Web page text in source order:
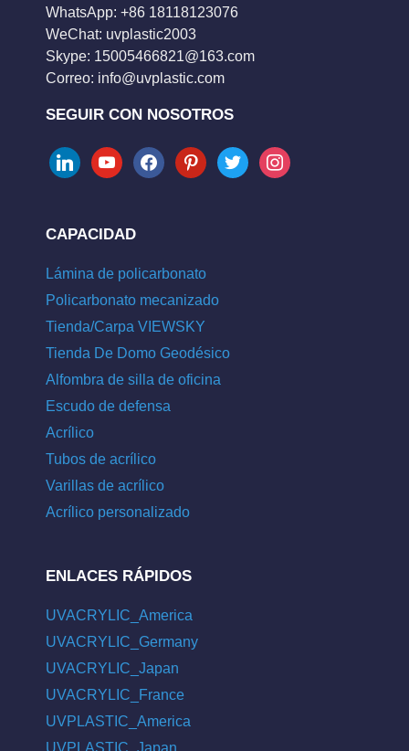
WhatsApp: +86 18118123076
WeChat: uvplastic2003
Skype: 15005466821@163.com
Correo: info@uvplastic.com
SEGUIR CON NOSOTROS
linkedinyoutubefacebookpinteresttwitter instagram
CAPACIDAD
Lámina de policarbonato
Policarbonato mecanizado
Tienda/Carpa VIEWSKY
Tienda De Domo Geodésico
Alfombra de silla de oficina
Escudo de defensa
Acrílico
Tubos de acrílico
Varillas de acrílico
Acrílico personalizado
ENLACES RÁPIDOS
UVACRYLIC_America
UVACRYLIC_Germany
UVACRYLIC_Japan
UVACRYLIC_France
UVPLASTIC_America
UVPLASTIC_Japan